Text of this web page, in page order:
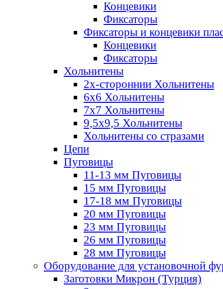
Концевики
Фиксаторы
Фиксаторы и концевики
Концевики
Фиксаторы
Хольнитены
2х-стороннии Хольнитены
6х6 Хольнитены
7х7 Хольнитены
9,5х9,5 Хольнитены
Хольнитены со стразами
Цепи
Пуговицы
11-13 мм Пуговицы
15 мм Пуговицы
17-18 мм Пуговицы
20 мм Пуговицы
23 мм Пуговицы
26 мм Пуговицы
28 мм Пуговицы
Оборудование для установочной
Заготовки Микрон (Турция)